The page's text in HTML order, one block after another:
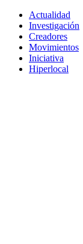
Actualidad
Investigación
Creadores
Movimientos
Iniciativa
Hiperlocal